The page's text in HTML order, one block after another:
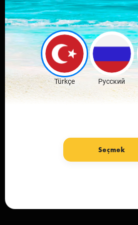
Download
application
favorite city
Download Free
Türkçe Русский
Seçmek